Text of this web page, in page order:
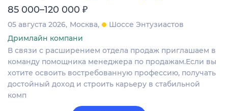
85 000–120 000 ₽
05 августа 2026 Москва
Шоссе Энтузиастов
Дримлайн компани
В связи с расширением отдела продаж приглашаем в
команду помощника менеджера по продажам.Если вы
хотите освоить востребованную профессию, получать
достойный доход и строить карьеру в стабильной
комп